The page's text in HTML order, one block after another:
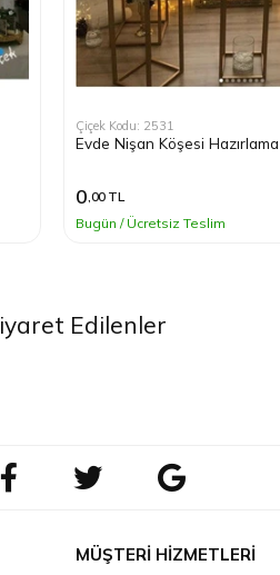
Çiçek Kodu: 2531
Evde Nişan Köşesi Hazırlama
0,00 TL
Bugün / Ücretsiz Teslim
Edilenler
MÜŞTERI HIZMETLERI